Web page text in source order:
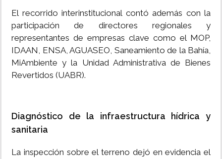
El recorrido interinstitucional contó además con la
participación de directores regionales y
representantes de empresas clave como el MOP,
IDAAN, ENSA, AGUASEO, Saneamiento de la Bahía,
MiAmbiente y la Unidad Administrativa de Bienes
Revertidos (UABR).
Diagnóstico de la infraestructura hídrica y
sanitaria
La inspección sobre el terreno dejó en evidencia el